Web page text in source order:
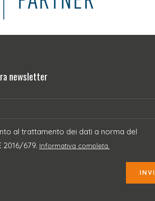
newsletter
al trattamento dei dati a norma del
2016/679. Informativa completa.